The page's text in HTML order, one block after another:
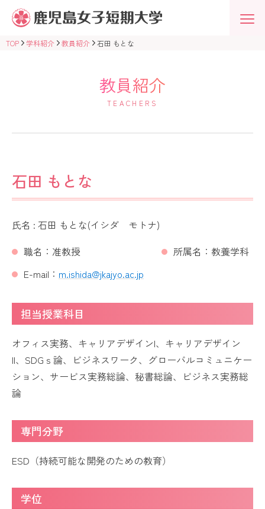
鹿
児
島
女
子
志
園
TOP 学科紹介 教員紹介 石田 もとな
教員紹介
TEACHERS
石田 もとな
氏名 : 石田 もとな(イシダ モトナ)
職名：准教授
E-mail： m.ishida@jkajyo.ac.jp
所属名：教養学科
担当授業科目
オフィス実務、キャリアデザインI、キャリアデザイン
II、SDGｓ論、ビジネスワーク、グローバルコミュニケー
ション、サービス実務総論、秘書総論、ビジネス実務総
論
専門分野
ESD（持続可能な開発のための教育）
学位